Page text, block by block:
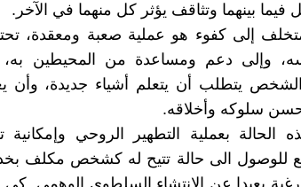
بينهما وتثاقف يؤثر كل منهما في الآخر.
إلى كفوء هو عملية صعبة ومعقدة،
وإلى دعم ومساعدة من المحيطين
يتطلب أن يتعلم أشياء جديدة، وأن
سلوكه وأخلاقه.
بعملية التطهير الروحي وإمكانية
للوصول الى حالة تتيح له كشخص مكلف
بعيدا عن الانتشاء السلطوي الوهمي,